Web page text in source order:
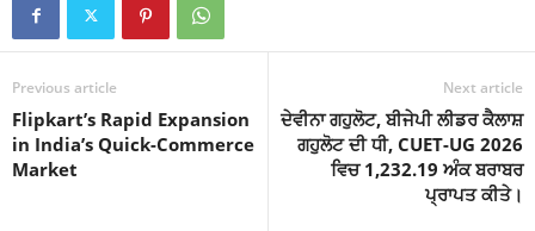
Previous article
Flipkart’s Rapid Expansion
in India’s Quick-Commerce
Market
Next article
ਦੇਵੀਨਾ ਗਹੁਲੋਟ, ਬੀਜੇਪੀ ਲੀਡਰ ਕੈਲਾਸ਼
ਗਹੁਲੋਟ ਦੀ ਧੀ, CUET-UG 2026
ਵਿਚ 1,232.19 ਅੰਕ ਬਰਾਬਰ
ਪ੍ਰਾਪਤ ਕੀਤੇ।